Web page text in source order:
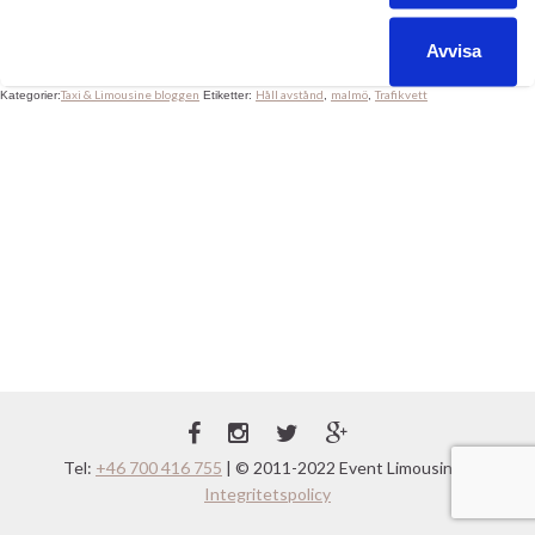
Avvisa
bara vilja skrika *Håll avstånd och använd blinkers din dumma
Kategorier:Taxi & Limousine bloggen Etiketter: Håll avstånd malmö ,Trafikvett
Tel: +46 700 416 755 | © 2011-2022 Event Limousine |
Integritetspolicy